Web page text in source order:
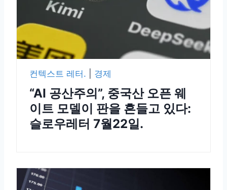
컨텍스트 레터. 경제
“AI 공산주의”, 중국산 오픈 웨
이트 모델이 판을 흔들고 있다:
슬로우레터 7월22일.